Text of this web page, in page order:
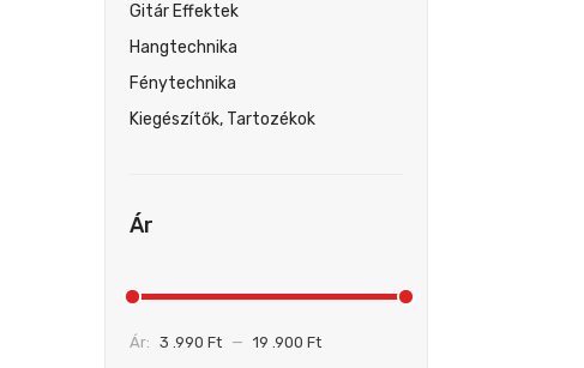
Gitár Effektek
Hangtechnika
Fénytechnika
Kiegészítők, Tartozékok
Ár
Ár: 3 .990 Ft — 19 .900 Ft